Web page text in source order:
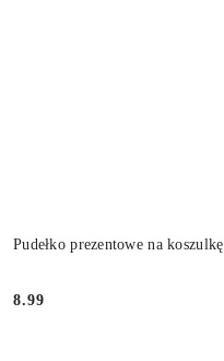
Pudełko prezentowe na koszulkę
Cena:
8.99